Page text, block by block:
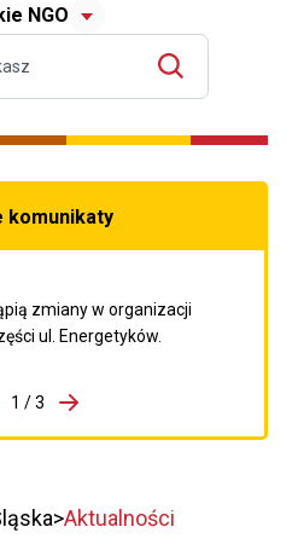
NGO
komunikaty
zmiany w organizacji
ul. Energetyków.
1 / 3
Przejdź do następnego
Aktualności